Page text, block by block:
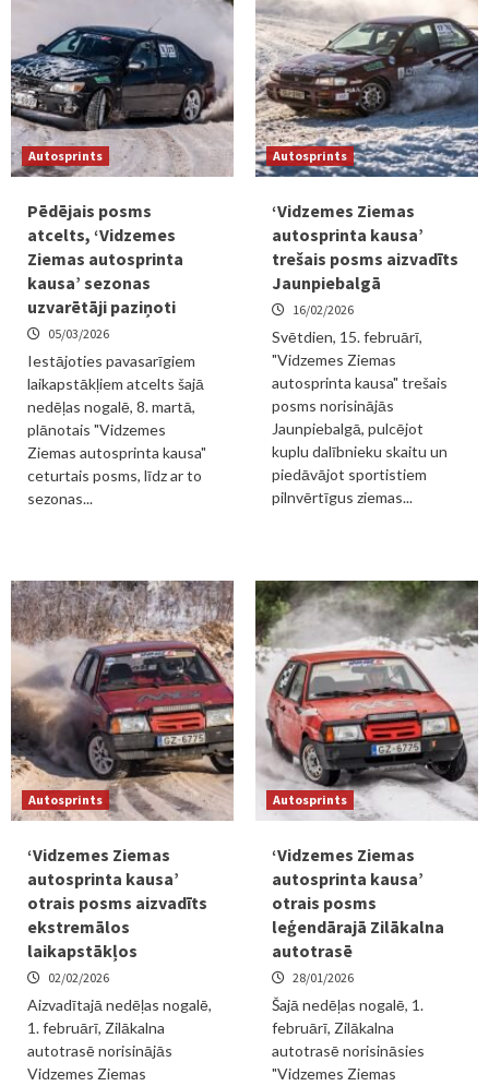
Autosprints
Pēdējais posms
atcelts, ‘Vidzemes
Ziemas autosprinta
kausa’ sezonas
uzvarētāji paziņoti
05/03/2026
Iestājoties pavasarīgiem
laikapstākļiem atcelts šajā
nedēļas nogalē, 8. martā,
plānotais "Vidzemes
Ziemas autosprinta kausa"
ceturtais posms, līdz ar to
sezonas...
Autosprints
‘Vidzemes Ziemas
autosprinta kausa’
trešais posms aizvadīts
Jaunpiebalgā
16/02/2026
Svētdien, 15. februārī,
"Vidzemes Ziemas
autosprinta kausa" trešais
posms norisinājās
Jaunpiebalgā, pulcējot
kuplu dalībnieku skaitu un
piedāvājot sportistiem
pilnvērtīgus ziemas...
Autosprints
‘Vidzemes Ziemas
autosprinta kausa’
otrais posms aizvadīts
ekstremālos
laikapstākļos
02/02/2026
Aizvadītajā nedēļas nogalē,
1. februārī, Zilākalna
autotrasē norisinājās
Vidzemes Ziemas
Autosprints
‘Vidzemes Ziemas
autosprinta kausa’
otrais posms
leģendārajā Zilākalna
autotrasē
28/01/2026
Šajā nedēļas nogalē, 1.
februārī, Zilākalna
autotrasē norisināsies
"Vidzemes Ziemas